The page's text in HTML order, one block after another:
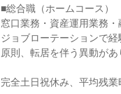
■総合職（ホームコース）
窓口業務・資産運用業務
ジョブローテーションで
原則、転居を伴う異動があ
完全土日祝休み、平均残